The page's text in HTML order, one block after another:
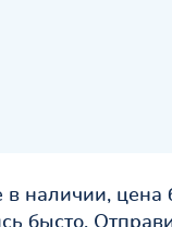
в наличии, цена